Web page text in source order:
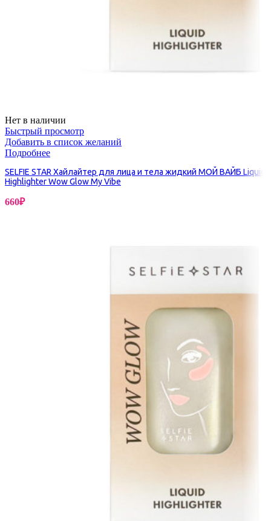
Нет в наличии
Быстрый просмотр
Добавить в список желаний
Подробнее
SELFIE STAR Хайлайтер для лица и тела жидкий МОЙ ВАЙБ Liquid
Highlighter Wow Glow My Vibe
660₽